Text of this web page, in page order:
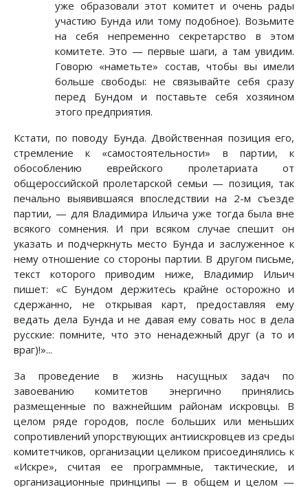
уже образовали этот комитет и очень рады
участию Бунда или тому подобное). Возьмите
на себя непременно секретарство в этом
комитете. Это — первые шаги, а там увидим.
Говорю «наметьте» состав, чтобы вы имели
больше свободы: не связывайте себя сразу
перед Бундом и поставьте себя хозяином
этого предприятия.
Кстати, по поводу Бунда. Двойственная позиция его,
стремление к «самостоятельности» в партии, к
обособлению еврейского пролетариата от
общероссийской пролетарской семьи — позиция, так
печально выявившаяся впоследствии на 2-м съезде
партии, — для Владимира Ильича уже тогда была вне
всякого сомнения. И при всяком случае спешит он
указать и подчеркнуть место Бунда и заслуженное к
нему отношение со стороны партии. В другом письме,
текст которого приводим ниже, Владимир Ильич
пишет: «С Бундом держитесь крайне осторожно и
сдержанно, не открывая карт, предоставляя ему
ведать дела Бунда и не давая ему совать нос в дела
русские: помните, что это ненадежный друг (а то и
враг)!»...
За проведение в жизнь насущных задач по
завоеванию комитетов энергично принялись
размещенные по важнейшим районам искровцы. В
целом ряде городов, после больших или меньших
сопротивлений упорствующих антиискровцев из среды
комитетчиков, организации целиком присоединялись к
«Искре», считая ее программные, тактические, и
организационные принципы — в общем и целом —